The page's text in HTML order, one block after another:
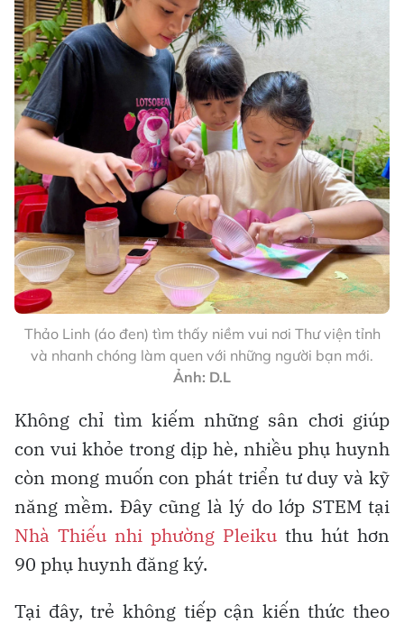
Thảo Linh (áo đen) tìm thấy niềm vui nơi Thư viện tỉnh
và nhanh chóng làm quen với những người bạn mới.
Ảnh: D.L
Không chỉ tìm kiếm những sân chơi giúp
con vui khỏe trong dịp hè, nhiều phụ huynh
còn mong muốn con phát triển tư duy và kỹ
năng mềm. Đây cũng là lý do lớp STEM tại
Nhà Thiếu nhi phường Pleiku thu hút hơn
90 phụ huynh đăng ký.
Tại đây, trẻ không tiếp cận kiến thức theo